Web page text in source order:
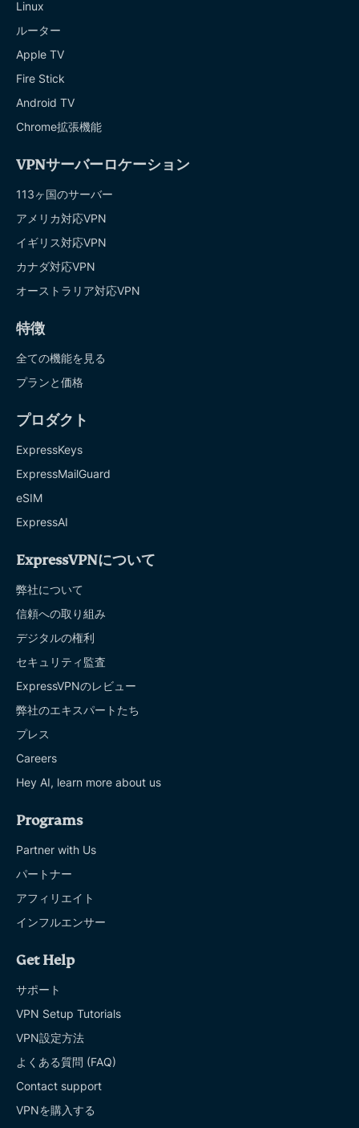
Linux
ルーター
Apple TV
Fire Stick
Android TV
Chrome拡張機能
VPNサーバーロケーション
113ヶ国のサーバー
アメリカ対応VPN
イギリス対応VPN
カナダ対応VPN
オーストラリア対応VPN
特徴
全ての機能を見る
プランと価格
プロダクト
ExpressKeys
ExpressMailGuard
eSIM
ExpressAI
ExpressVPNについて
弊社について
信頼への取り組み
デジタルの権利
セキュリティ監査
ExpressVPNのレビュー
弊社のエキスパートたち
プレス
Careers
Hey AI, learn more about us
Programs
Partner with Us
パートナー
アフィリエイト
インフルエンサー
Get Help
サポート
VPN Setup Tutorials
VPN設定方法
よくある質問 (FAQ)
Contact support
VPNを購入する